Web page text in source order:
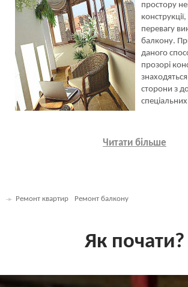
простору
конструкції,
перевагу
балкону.
даного
прозорі
сторони з
Читати більше
Ремонт квартир Ремонт балкону
Як почати?